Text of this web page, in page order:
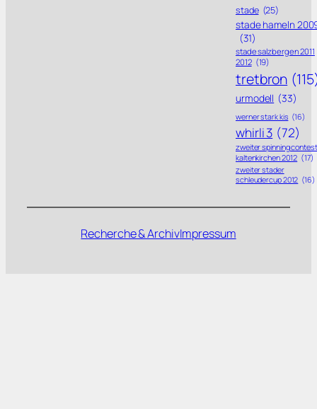
stade (25)
stade hameln
(31)
stade salzbergen 2011
2012 (19)
tretbron
urmodell (33)
werner stark kis (16)
whirli 3 (72)
zweiter spinning contest
kaltenkirchen 2012 (17)
zweiter stader
schleudercup 2012 (16)
Recherche & ArchivImpressum